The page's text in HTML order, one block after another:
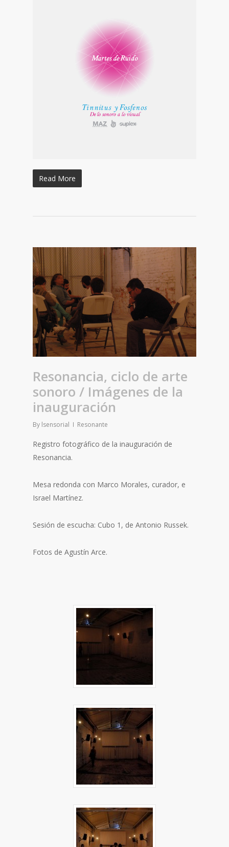
Read More
Resonancia, ciclo de arte
sonoro / Imágenes de la
inauguración
By lsensorial Resonante
Registro fotográfico de la inauguración de
Resonancia.
Mesa redonda con Marco Morales, curador, e
Israel Martínez.
Sesión de escucha: Cubo 1, de Antonio Russek.
Fotos de Agustín Arce.